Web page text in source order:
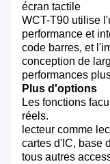
écran tactile
WCT-T90 utilise
performance et
code barres, et
conception de
performances
Plus d'options
Les fonctions
réels.
lecteur comme
cartes d'IC, base
tous autres